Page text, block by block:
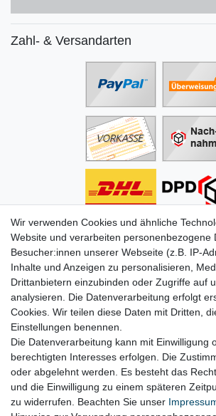
Zahl- & Versandarten
Informationen
Zahlung
Versand & Lieferung
Batterien & Pfand
Altölverordnung
Infos zum Elektrogesetz
ODR-Verordnung
FAQs
Hilfe
Kontakt
Mein Konto
Wir verwenden Cookies und ähnliche
Website und verarbeiten personenbezogene
Besucher:innen unserer Webseite (z.B. IP-
Inhalte und Anzeigen zu personalisieren,
Drittanbietern einzubinden oder Zugriffe auf
analysieren. Die Datenverarbeitung erfolgt
Cookies. Wir teilen diese Daten mit Dritten,
Einstellungen benennen.
Die Datenverarbeitung kann mit Einwilligung
berechtigten Interesses erfolgen. Die
oder abgelehnt werden. Es besteht das
und die Einwilligung zu einem späteren
zu widerrufen. Beachten Sie unser